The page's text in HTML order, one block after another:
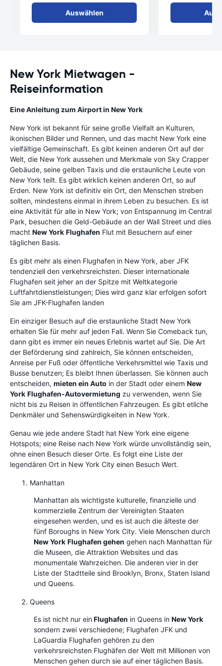
Auswählen
New York Mietwagen -
Reiseinformation
Eine Anleitung zum Airport in New York
New York ist bekannt für seine große Vielfalt an Kulturen,
ikonischen Bilder und Rennen, und das macht New York eine
vielfältige Gemeinschaft. Es gibt keinen anderen Ort auf der
Welt, die New York aussehen und Merkmale von Sky Crapper
Gebäude, seine gelben Taxis und die erstaunliche Leute von
New York teilt. Es gibt wirklich keinen anderen Ort, so auf
Erden. New York ist definitiv ein Ort, den Menschen streben
sollten, mindestens einmal in ihrem Leben zu besuchen. Es ist
eine Aktivität für alle in New York; von Entspannung im Central
Park, besuchen die Geld-Gebäude an der Wall Street und dies
macht New York Flughafen Flut mit Besuchern auf einer
täglichen Basis.
Es gibt mehr als einen Flughafen in New York, aber JFK
tendenziell den verkehrsreichsten. Dieser internationale
Flughafen seit jeher an der Spitze mit Weltkategorie
Luftfahrtdienstleistungen; Dies wird ganz klar erfolgen sofort
Sie am JFK-Flughafen landen
Ein einziger Besuch auf die erstaunliche Stadt New York
erhalten Sie für mehr auf jeden Fall. Wenn Sie Comeback tun,
dann gibt es immer ein neues Erlebnis wartet auf Sie. Die Art
der Beförderung sind zahlreich, Sie können entscheiden,
Anreise per Fuß oder öffentliche Verkehrsmittel wie Taxis und
Busse benutzen; Es bleibt Ihnen überlassen. Sie können auch
entscheiden, mieten ein Auto in der Stadt oder einem New
York Flughafen-Autovermietung zu verwenden, wenn Sie
nicht bis zu Reisen in öffentlichen Fahrzeugen. Es gibt etliche
Denkmäler und Sehenswürdigkeiten in New York.
Genau wie jede andere Stadt hat New York eine eigene
Hotspots; eine Reise nach New York würde unvollständig sein,
ohne einen Besuch dieser Orte. Es folgt eine Liste der
legendären Ort in New York City einen Besuch Wert.
Manhattan
Manhattan als wichtigste kulturelle, finanzielle und
kommerzielle Zentrum der Vereinigten Staaten
eingesehen werden, und es ist auch die älteste der
fünf Boroughs in New York City. Viele Menschen durch
New York Flughafen gehen gehen nach Manhattan für
die Museen, die Attraktion Websites und das
monumentale Wahrzeichen. Die anderen vier in der
Liste der Stadtteile sind Brooklyn, Bronx, Staten Island
und Queens.
Queens
Es ist nicht nur einFlughafen in Queens in New York
sondern zwei verschiedene; Flughafen JFK und
LaGuardia Flughafen gehören zu den
verkehrsreichsten Flughäfen der Welt mit Millionen von
Menschen gehen durch sie auf einer täglichen Basis.